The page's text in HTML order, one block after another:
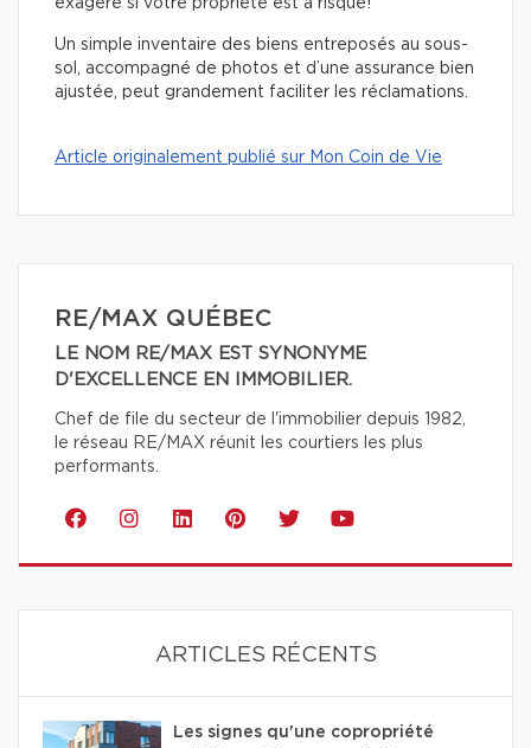
exagéré si votre propriété est à risque!
Un simple inventaire des biens entreposés au sous-
sol, accompagné de photos et d’une assurance bien
ajustée, peut grandement faciliter les réclamations.
Article originalement publié sur Mon Coin de Vie
RE/MAX QUÉBEC
LE NOM RE/MAX EST SYNONYME
D'EXCELLENCE EN IMMOBILIER.
Chef de file du secteur de l'immobilier depuis 1982,
le réseau RE/MAX réunit les courtiers les plus
performants.
ARTICLES RÉCENTS
Les signes qu'une copropriété